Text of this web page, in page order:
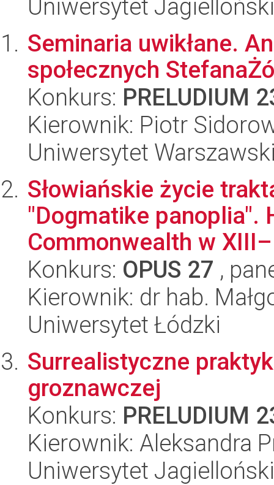
Uniwersytet Jagielloński
Seminaria uwikłane.
społecznych
Konkurs: PRELUDIUM
Kierownik: Piotr
Uniwersytet
Słowiańskie życie
"Dogmatike panoplia".
Commonwealth w
Konkurs: OPUS 27 ,
Kierownik: dr hab.
Uniwersytet Łódzki
Surrealistyczne
groznawczej
Konkurs: PRELUDIUM
Kierownik: Aleksandra
Uniwersytet Jagielloński